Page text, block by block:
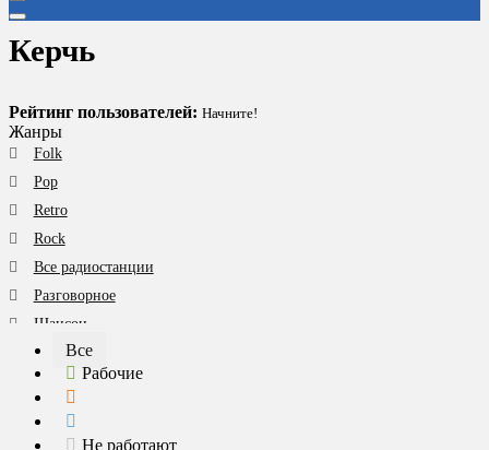
Керчь
Рейтинг пользователей: Начните!
Жанры
Folk
Pop
Retro
Rock
Все радиостанции
Разговорное
Шансон
Юмор
Все категории
Все
Рабочие
Не работают